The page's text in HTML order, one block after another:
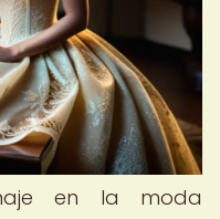
en la moda